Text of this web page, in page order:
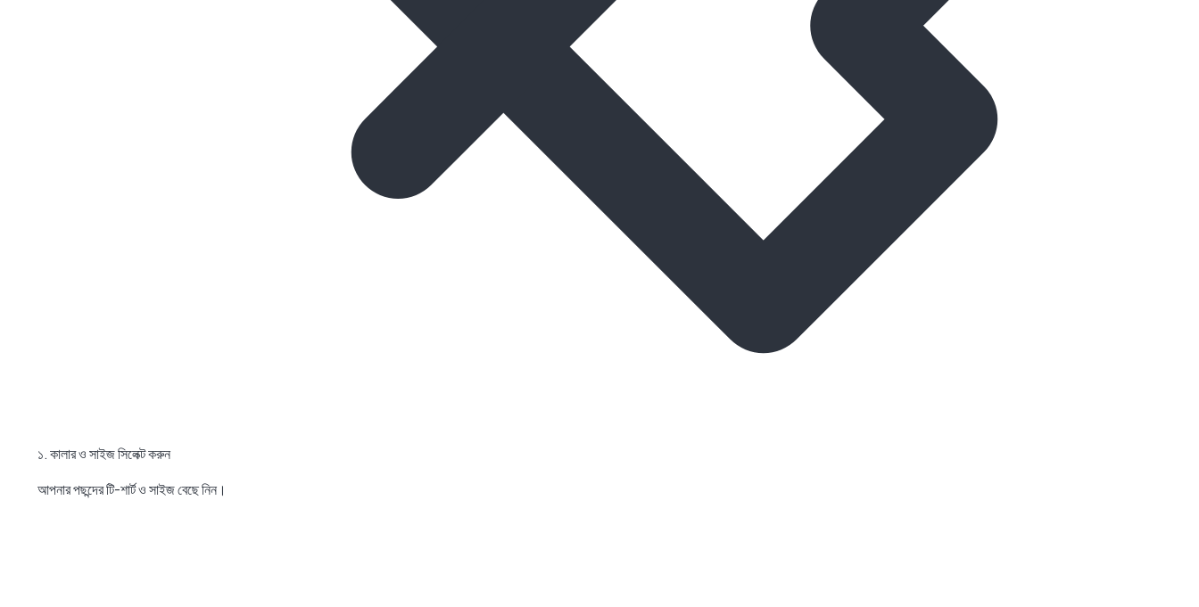
১. কালার ও সাইজ সিলেক্ট করুন
আপনার পছন্দের টি-শার্ট ও সাইজ বেছে নিন।